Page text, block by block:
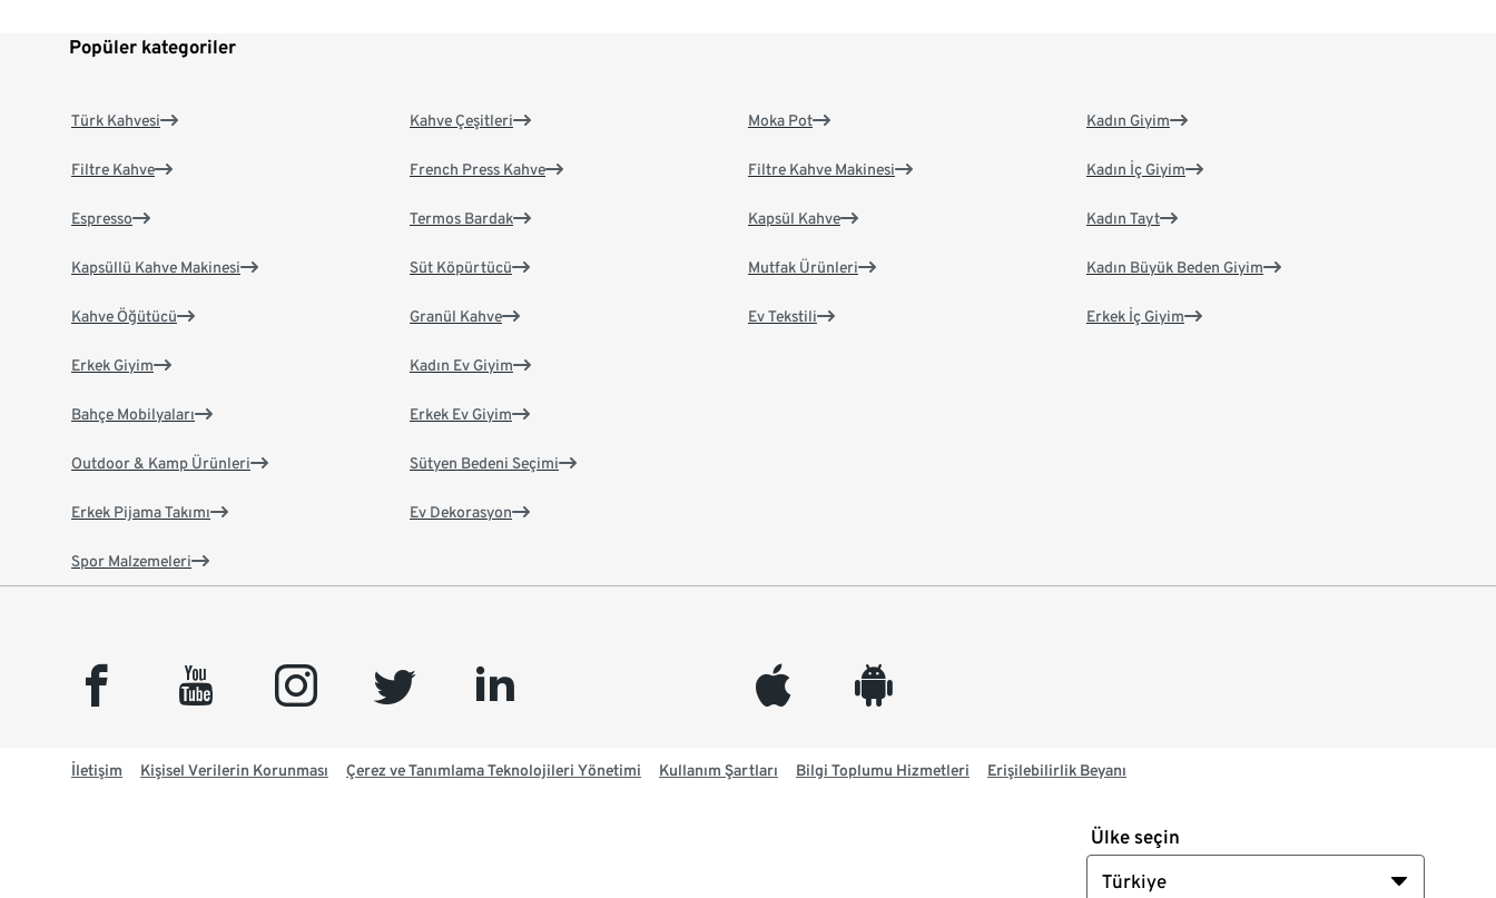
Popüler kategoriler
Türk Kahvesi
Filtre Kahve
Espresso
Kapsüllü Kahve Makinesi
Kahve Öğütücü
Kahve Çeşitleri
French Press Kahve
Termos Bardak
Süt Köpürtücü
Granül Kahve
Moka Pot
Filtre Kahve Makinesi
Kapsül Kahve
Mutfak Ürünleri
Ev Tekstili
Kadın Giyim
Kadın İç Giyim
Kadın Tayt
Kadın Büyük Beden Giyim
Erkek İç Giyim
Erkek Giyim
Bahçe Mobilyaları
Outdoor & Kamp Ürünleri
Erkek Pijama Takımı
Spor Malzemeleri
Kadın Ev Giyim
Erkek Ev Giyim
Sütyen Bedeni Seçimi
Ev Dekorasyon
facebook youtube instagram twitter linkedin appleinc android
İletişim Kişisel Verilerin Korunması Çerez ve Tanımlama Teknolojileri Yönetimi Kullanım Şartları Bilgi Toplumu Hizmetleri Erişilebilirlik Beyanı
Ülke seçin
Türkiye